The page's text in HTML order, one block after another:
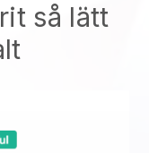
så lätt